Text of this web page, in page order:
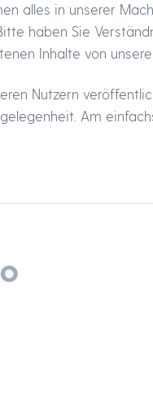
alles in unserer
haben Sie
Inhalte von
Nutzern
Am